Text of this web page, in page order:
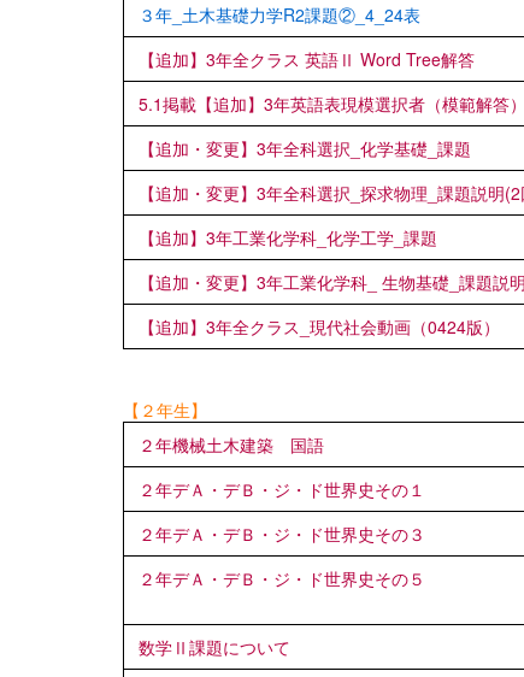
３年_土木基礎力学R2課題②_4_24表
【追加】3年全クラス 英語Ⅱ Word Tree解答
5.1掲載【追加】3年英語表現模選択者（模範解答）
【追加・変更】3年全科選択_化学基礎_課題
【追加・変更】3年全科選択_探求物理_課題説明
【追加】3年工業化学科_化学工学_課題
【追加・変更】3年工業化学科_ 生物基礎_課題説
【追加】3年全クラス_現代社会動画（0424版）
【２年生】
２年機械土木建築 国語
２年デＡ・デＢ・ジ・ド世界史その１
２年デＡ・デＢ・ジ・ド世界史その３
２年デＡ・デＢ・ジ・ド世界史その５
数学Ⅱ課題について